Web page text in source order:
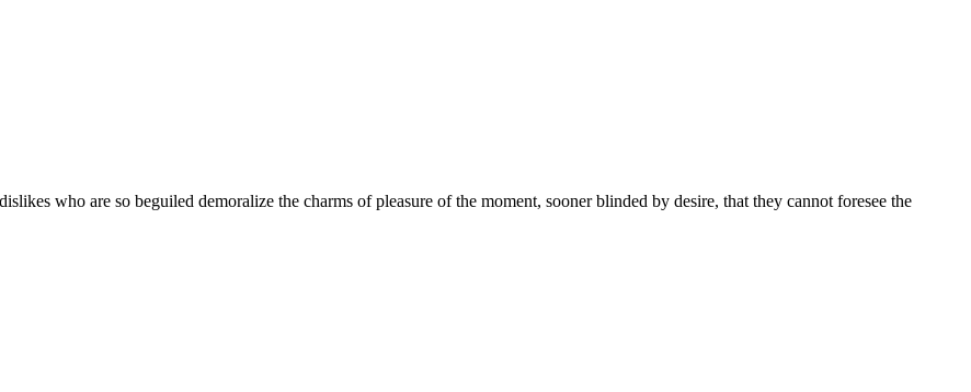
who are so beguiled demoralize the charms of pleasure of the moment, sooner blinded by desire, that they cannot foresee the